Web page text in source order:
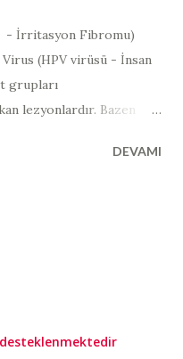
- İrritasyon Fibromu)
(HPV virüsü - İnsan
grupları
lezyonlardır. Bazen
Nedir? "Fibroma",
bir fibroma veya aşırı
DEVAMI